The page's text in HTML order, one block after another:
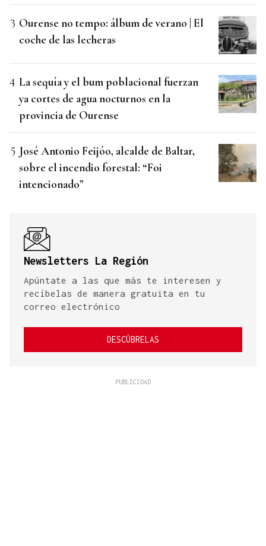
Ourense no tempo: álbum de verano | El
coche de las lecheras
La sequía y el bum poblacional fuerzan
ya cortes de agua nocturnos en la
provincia de Ourense
José Antonio Feijóo, alcalde de Baltar,
sobre el incendio forestal: “Foi
intencionado”
Newsletters La Región
Apúntate a las que más te interesen y
recíbelas de manera gratuita en tu
correo electrónico
DESCÚBRELAS